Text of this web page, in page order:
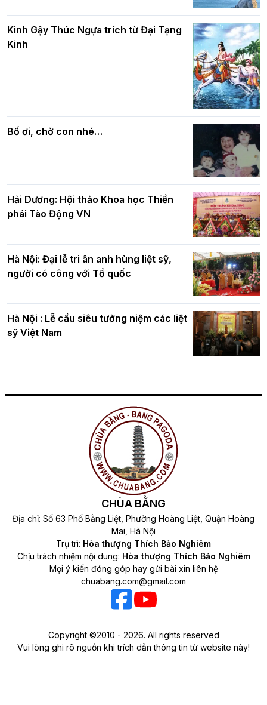
Hà Nội: Gần 40 xe hoa rực rỡ diễu hành
kính mừng Đại lễ Phật đản PL.2570 –
DL.2026
nhân mùa Phật đản PL.2570
Phật giáo chính tín Phần 8: Hiếu đạo
và bình đẳng trong Phật giáo
Phật giáo chính tín Phần 7: Luật nhân
quả
Kinh Gậy Thúc Ngựa trích từ Đại Tạng
Kinh
Bố ơi, chờ con nhé…
Hải Dương: Hội thảo Khoa học Thiền
phái Tào Động VN
Hà Nội: Đại lễ tri ân anh hùng liệt sỹ,
người có công với Tổ quốc
Hà Nội : Lễ cầu siêu tưởng niệm các liệt
sỹ Việt Nam
CHÙA BẰNG
Địa chỉ: Số 63 Phố Bằng Liệt, Phường Hoàng Liệt, Quận Hoàng
Mai, Hà Nội
Trụ trì: Hòa thượng Thích Bảo Nghiêm
Chịu trách nhiệm nội dung: Hòa thượng Thích Bảo Nghiêm
Mọi ý kiến đóng góp hay gửi bài xin liên hệ
chuabang.com@gmail.com
Copyright ©2010 - 2026. All rights reserved
Vui lòng ghi rõ nguồn khi trích dẫn thông tin từ website này!